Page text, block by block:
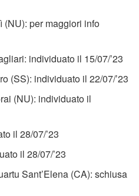
per maggiori info
individuato il 15/07/’23
(SS): individuato il 22/07/’23
(NU): individuato il
il 28/07/’23
il 28/07/’23
Sant’Elena (CA): schiusa